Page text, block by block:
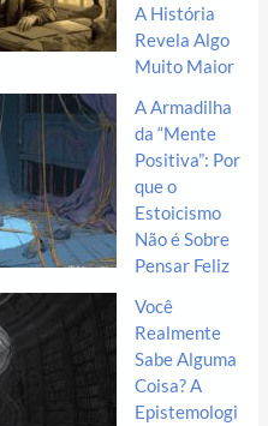
A História
Revela Algo
Muito Maior
A Armadilha
da “Mente
Positiva”: Por
que o
Estoicismo
Não é Sobre
Pensar Feliz
Você
Realmente
Sabe Alguma
Coisa? A
Epistemologi